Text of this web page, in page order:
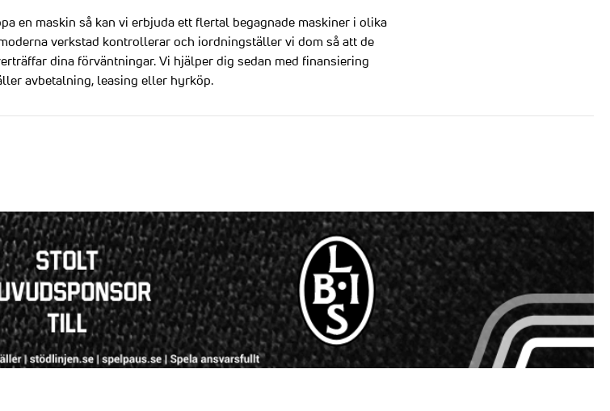
en maskin så kan vi erbjuda ett flertal begagnade maskiner i olika
verkstad kontrollerar och iordningställer vi dom så att de
dina förväntningar. Vi hjälper dig sedan med finansiering
avbetalning, leasing eller hyrköp.